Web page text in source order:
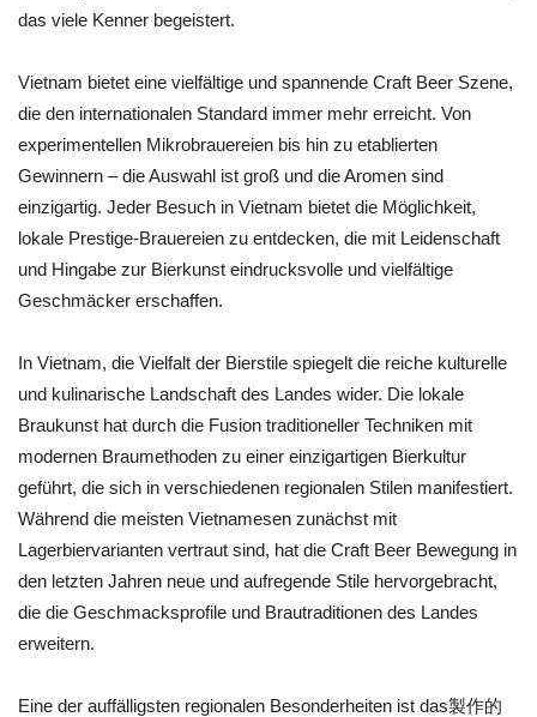
das viele Kenner begeistert.
Vietnam bietet eine vielfältige und spannende Craft Beer Szene,
die den internationalen Standard immer mehr erreicht. Von
experimentellen Mikrobrauereien bis hin zu etablierten
Gewinnern – die Auswahl ist groß und die Aromen sind
einzigartig. Jeder Besuch in Vietnam bietet die Möglichkeit,
lokale Prestige-Brauereien zu entdecken, die mit Leidenschaft
und Hingabe zur Bierkunst eindrucksvolle und vielfältige
Geschmäcker erschaffen.
In Vietnam, die Vielfalt der Bierstile spiegelt die reiche kulturelle
und kulinarische Landschaft des Landes wider. Die lokale
Braukunst hat durch die Fusion traditioneller Techniken mit
modernen Braumethoden zu einer einzigartigen Bierkultur
geführt, die sich in verschiedenen regionalen Stilen manifestiert.
Während die meisten Vietnamesen zunächst mit
Lagerbiervarianten vertraut sind, hat die Craft Beer Bewegung in
den letzten Jahren neue und aufregende Stile hervorgebracht,
die die Geschmacksprofile und Brautraditionen des Landes
erweitern.
Eine der auffälligsten regionalen Besonderheiten ist das製作的